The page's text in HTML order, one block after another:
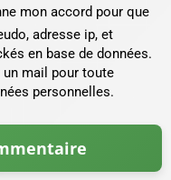
mon accord pour que
adresse ip, et
en base de données.
un mail pour toute
personnelles.